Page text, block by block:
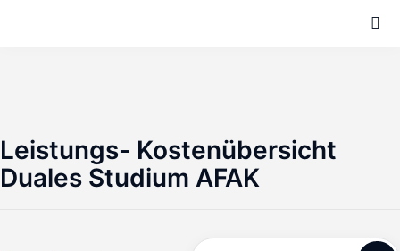
Leistungs- Kostenübersicht
Duales Studium AFAK